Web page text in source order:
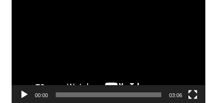
00:00 03:06